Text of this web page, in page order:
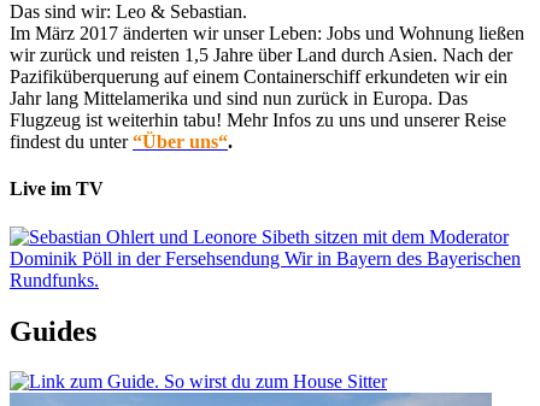
Das sind wir: Leo & Sebastian.
Im März 2017 änderten wir unser Leben: Jobs und Wohnung ließen
wir zurück und reisten 1,5 Jahre über Land durch Asien. Nach der
Pazifiküberquerung auf einem Containerschiff erkundeten wir ein
Jahr lang Mittelamerika und sind nun zurück in Europa. Das
Flugzeug ist weiterhin tabu! Mehr Infos zu uns und unserer Reise
findest du unter“Über uns“.
Live im TV
Guides